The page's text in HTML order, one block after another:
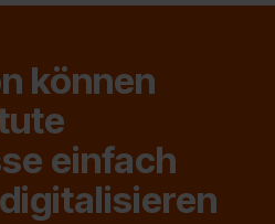
können
einfach